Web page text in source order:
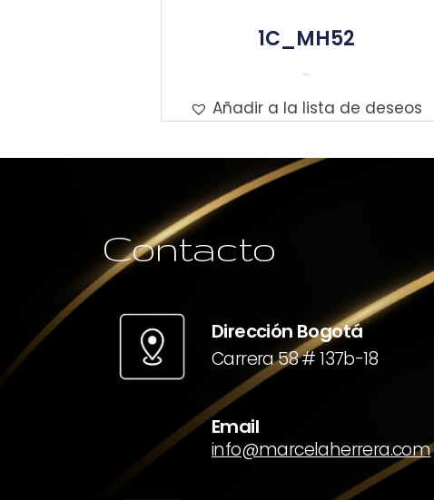
1C_MH52
Añadir a la lista de deseos
Contacto
Dirección Bogotá
Carrera 58 # 137b-18
Email
info@marcelaherrera.com